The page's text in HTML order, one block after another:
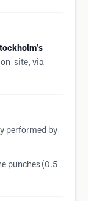
site, via
performed by
punches (0.5